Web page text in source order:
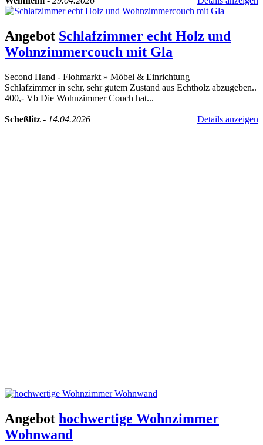
Angebot Schlafzimmer echt Holz und
Wohnzimmercouch mit Gla
Second Hand - Flohmarkt » Möbel & Einrichtung
Schlafzimmer in sehr, sehr gutem Zustand aus Echtholz abzugeben..
400,- Vb Die Wohnzimmer Couch hat...
Scheßlitz - 14.04.2026 Details anzeigen
Angebot hochwertige Wohnzimmer
Wohnwand